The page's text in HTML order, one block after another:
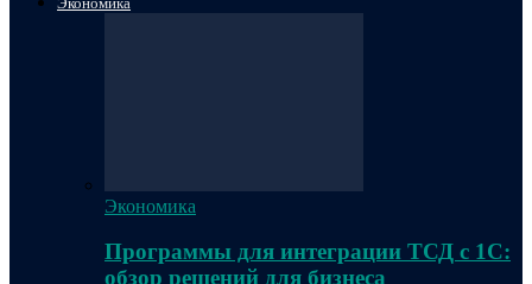
Экономика
Программы для интеграции ТСД с 1С:
обзор решений для бизнеса